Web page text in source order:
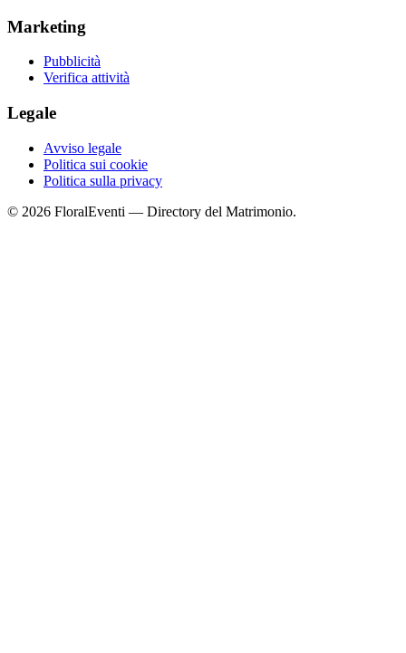
Marketing
Pubblicità
Verifica attività
Legale
Avviso legale
Politica sui cookie
Politica sulla privacy
© 2026 FloralEventi — Directory del Matrimonio.